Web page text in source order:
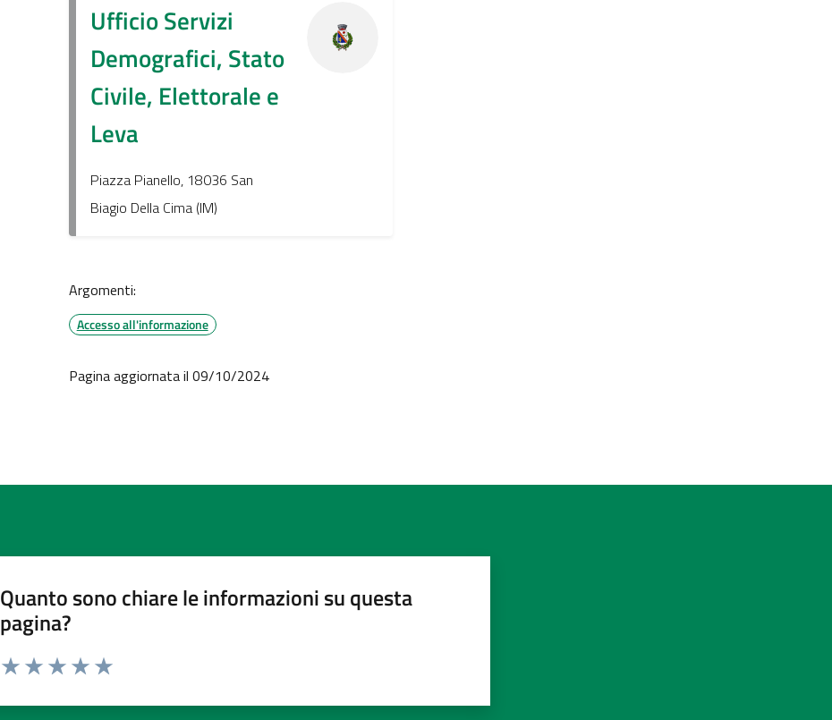
Ufficio Servizi
Demografici, Stato
Civile, Elettorale e
Leva
Piazza Pianello, 18036 San
Biagio Della Cima (IM)
Argomenti:
Accesso all'informazione
Pagina aggiornata il 09/10/2024
Quanto sono chiare le informazioni su questa
pagina?